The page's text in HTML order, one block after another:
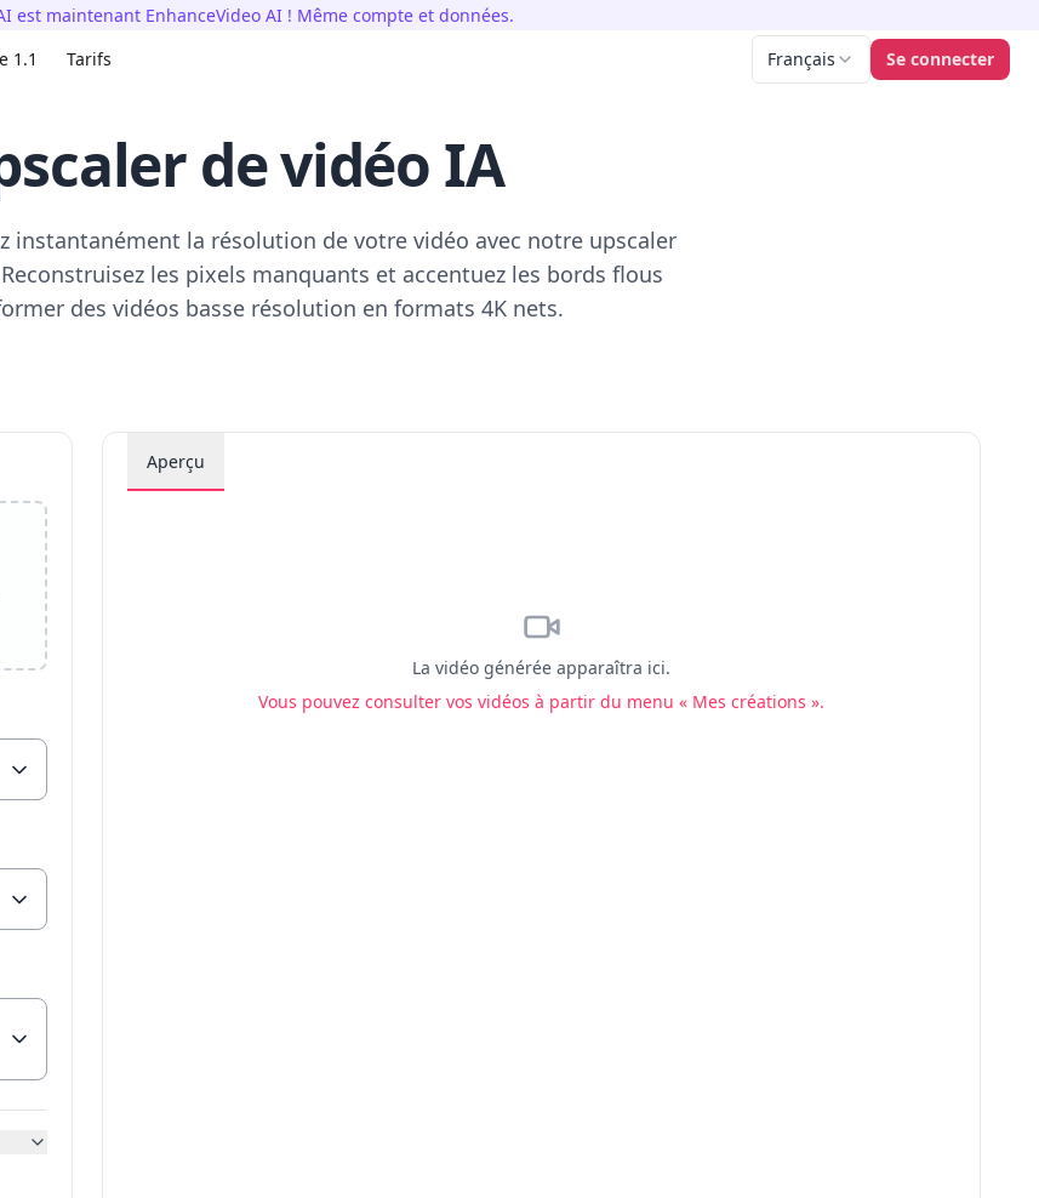
est maintenant EnhanceVideo AI ! Même compte et données.
1.1 Tarifs Français Se connecter
de vidéo IA
instantanément la résolution de votre vidéo avec notre upscaler
les pixels manquants et accentuez les bords flous
des vidéos basse résolution en formats 4K nets.
Aperçu
La vidéo générée apparaîtra ici.
Vous pouvez consulter vos vidéos à partir du menu « Mes créations ».